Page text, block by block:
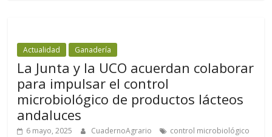
Actualidad Ganadería
La Junta y la UCO acuerdan colaborar
para impulsar el control
microbiológico de productos lácteos
andaluces
6 mayo, 2025 CuadernoAgrario
control microbiológico